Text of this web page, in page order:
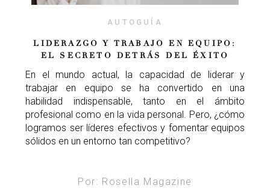
AUTOGUÍA
LIDERAZGO Y TRABAJO EN EQUIPO:
EL SECRETO DETRÁS DEL ÉXITO
En el mundo actual, la capacidad de liderar y
trabajar en equipo se ha convertido en una
habilidad indispensable, tanto en el ámbito
profesional como en la vida personal. Pero, ¿cómo
logramos ser líderes efectivos y fomentar equipos
sólidos en un entorno tan competitivo?
Por: Rosella Magazine